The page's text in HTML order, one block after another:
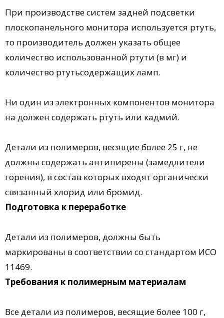
При производстве систем задней подсветки
плоскопанельного монитора используется ртуть,
то производитель должен указать общее
количество использованной ртути (в мг) и
количество ртутьсодержащих ламп.
Ни один из электронных компонентов монитора
на должен содержать ртуть или кадмий.
Детали из полимеров, весящие более 25 г, не
должны содержать антипирены (замедлители
горения), в состав которых входят органически
связанный хлорид или бромид.
Подготовка к переработке
Детали из полимеров, должны быть
маркированы в соответствии со стандартом ИСО
11469.
Требования к полимерным материалам
Все детали из полимеров, весящие более 100 г,